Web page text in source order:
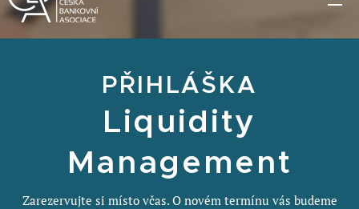
PŘIHLÁŠKA
Liquidity
Management
Zarezervujte si místo včas. O novém termínu vás budeme